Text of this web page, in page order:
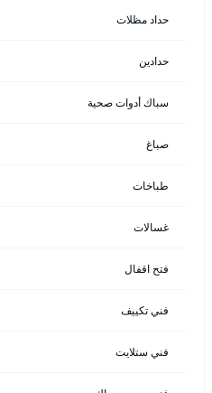
حداد مظلات
حدادين
سباك أدوات صحية
صباغ
طباخات
غسالات
فتح اقفال
فني تكييف
فني ستلايت